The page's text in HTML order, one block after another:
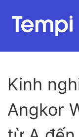
Kinh
Angkor